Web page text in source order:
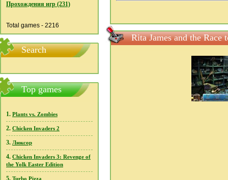
Прохождения игр (231)
Total games - 2216
Search
Top games
1. Plants vs. Zombies
2. Chicken Invaders 2
3. Люксор
4. Chicken Invaders 3: Revenge of
the Yolk Easter Edition
5. Turbo Pizza
Rita James and the